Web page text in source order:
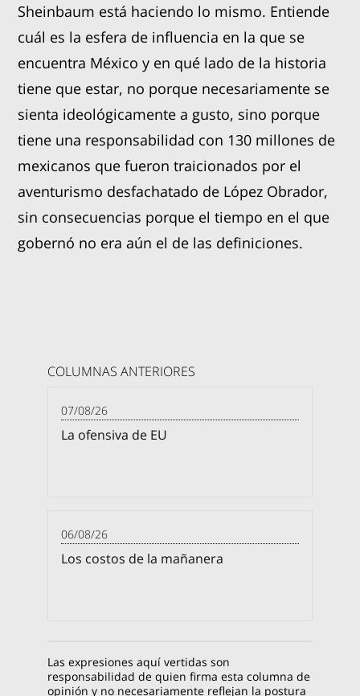
Sheinbaum está haciendo lo mismo. Entiende
cuál es la esfera de influencia en la que se
encuentra México y en qué lado de la historia
tiene que estar, no porque necesariamente se
sienta ideológicamente a gusto, sino porque
tiene una responsabilidad con 130 millones de
mexicanos que fueron traicionados por el
aventurismo desfachatado de López Obrador,
sin consecuencias porque el tiempo en el que
gobernó no era aún el de las definiciones.
COLUMNAS ANTERIORES
07/08/26
La ofensiva de EU
06/08/26
Los costos de la mañanera
Las expresiones aquí vertidas son
responsabilidad de quien firma esta columna de
opinión y no necesariamente reflejan la postura